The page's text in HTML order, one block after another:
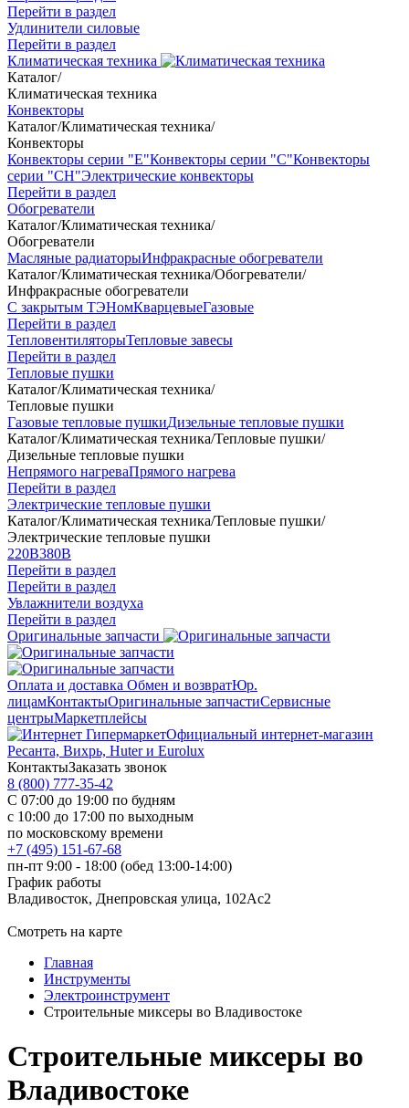
Перейти в раздел
Удлинители силовые
Перейти в раздел
Климатическая техника
Каталог/
Климатическая техника
Конвекторы
Каталог/Климатическая техника/
Конвекторы
Конвекторы серии "Е"Конвекторы серии "С"Конвекторы
серии "СН"Электрические конвекторы
Перейти в раздел
Обогреватели
Каталог/Климатическая техника/
Обогреватели
Масляные радиаторыИнфракрасные обогреватели
Каталог/Климатическая техника/Обогреватели/
Инфракрасные обогреватели
С закрытым ТЭНомКварцевыеГазовые
Перейти в раздел
ТепловентиляторыТепловые завесы
Перейти в раздел
Тепловые пушки
Каталог/Климатическая техника/
Тепловые пушки
Газовые тепловые пушкиДизельные тепловые пушки
Каталог/Климатическая техника/Тепловые пушки/
Дизельные тепловые пушки
Непрямого нагреваПрямого нагрева
Перейти в раздел
Электрические тепловые пушки
Каталог/Климатическая техника/Тепловые пушки/
Электрические тепловые пушки
220В380В
Перейти в раздел
Перейти в раздел
Увлажнители воздуха
Перейти в раздел
Оригинальные запчасти
Оплата и доставка Обмен и возвратЮр.
лицамКонтактыОригинальные запчастиСервисные
центрыМаркетплейсы
Официальный интернет-магазин
Ресанта, Вихрь, Huter и Eurolux
КонтактыЗаказать звонок
8 (800) 777-35-42
С 07:00 до 19:00 по будням
с 10:00 до 17:00 по выходным
по московскому времени
+7 (495) 151-67-68
пн-пт 9:00 - 18:00 (обед 13:00-14:00)
График работы
Владивосток, Днепровская улица, 102Ас2
Смотреть на карте
Главная
Инструменты
Электроинструмент
Строительные миксеры во Владивостоке
Строительные миксеры во
Владивостоке